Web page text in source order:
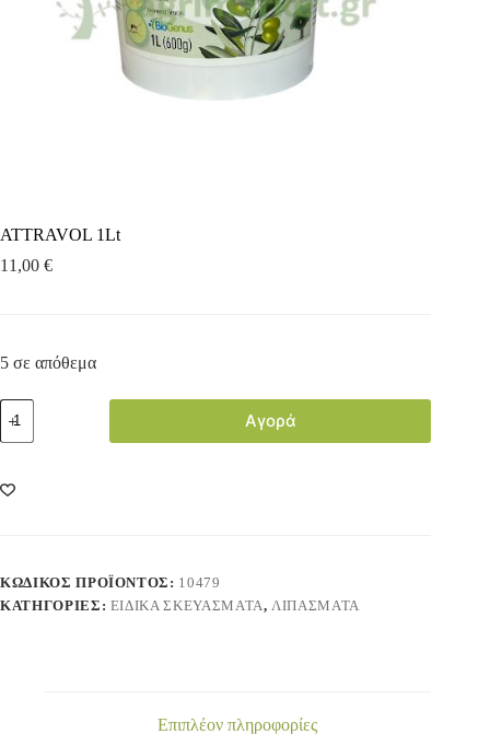
ATTRAVOL 1Lt
11,00 €
5 σε απόθεμα
Αγορά
ΚΩΔΙΚΌΣ ΠΡΟΪΌΝΤΟΣ: 10479
ΚΑΤΗΓΟΡΊΕΣ: ΕΙΔΙΚΑ ΣΚΕΥΑΣΜΑΤΑ, ΛΙΠΑΣΜΑΤΑ
Επιπλέον πληροφορίες